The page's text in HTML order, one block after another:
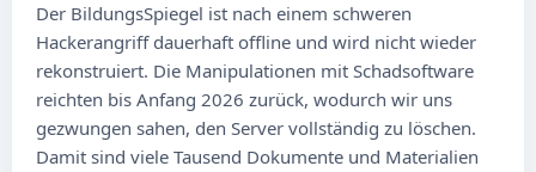
Der BildungsSpiegel ist nach einem schweren
Hackerangriff dauerhaft offline und wird nicht wieder
rekonstruiert. Die Manipulationen mit Schadsoftware
reichten bis Anfang 2026 zurück, wodurch wir uns
gezwungen sahen, den Server vollständig zu löschen.
Damit sind viele Tausend Dokumente und Materialien